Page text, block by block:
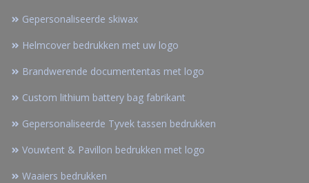
Gepersonaliseerde skiwax
Helmcover bedrukken met uw logo
Brandwerende documententas met logo
Custom lithium battery bag fabrikant
Gepersonaliseerde Tyvek tassen bedrukken
Vouwtent & Pavillon bedrukken met logo
Waaiers bedrukken